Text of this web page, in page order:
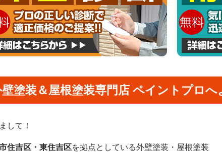
塗装＆屋根塗装専門店 ペイントプロへ
して！
住吉区・東住吉区を拠点としている外壁塗装・屋根塗装